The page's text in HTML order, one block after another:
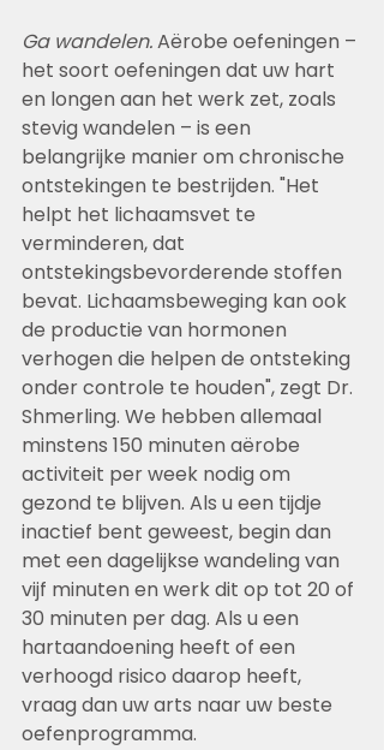
Ga wandelen. Aërobe oefeningen –
het soort oefeningen dat uw hart
en longen aan het werk zet, zoals
stevig wandelen – is een
belangrijke manier om chronische
ontstekingen te bestrijden. "Het
helpt het lichaamsvet te
verminderen, dat
ontstekingsbevorderende stoffen
bevat. Lichaamsbeweging kan ook
de productie van hormonen
verhogen die helpen de ontsteking
onder controle te houden", zegt Dr.
Shmerling. We hebben allemaal
minstens 150 minuten aërobe
activiteit per week nodig om
gezond te blijven. Als u een tijdje
inactief bent geweest, begin dan
met een dagelijkse wandeling van
vijf minuten en werk dit op tot 20 of
30 minuten per dag. Als u een
hartaandoening heeft of een
verhoogd risico daarop heeft,
vraag dan uw arts naar uw beste
oefenprogramma.